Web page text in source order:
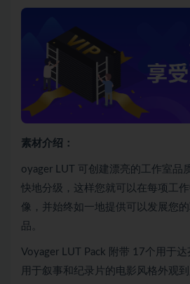
素材介绍：
oyager LUT 可创建漂亮的工作室品
快地分级，这样您就可以在每项工
像，并始终如一地提供可以发展您
品。
Voyager LUT Pack 附带 17个用于
用于叙事和纪录片的电影风格外观